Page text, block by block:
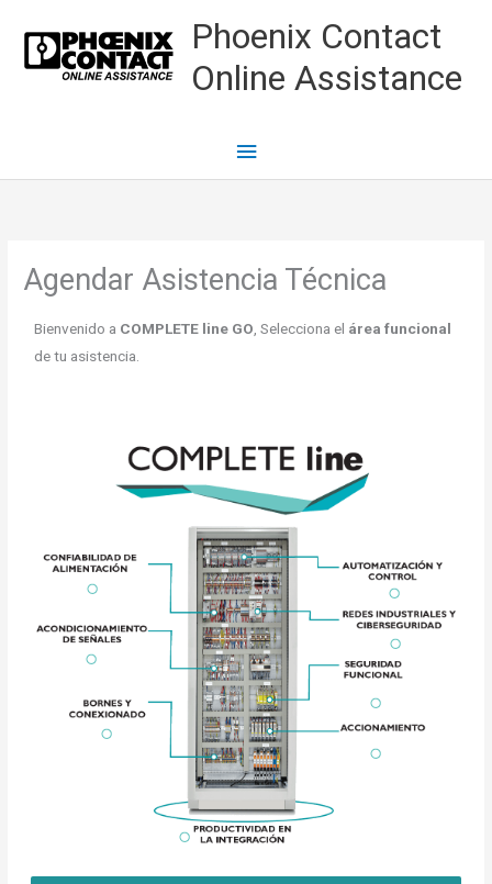
contenido
Phoenix Contact
Online Assistance
Menú
principal
Agendar Asistencia Técnica
Bienvenido a COMPLETE line GO , Selecciona el área funcional
de tu asistencia.